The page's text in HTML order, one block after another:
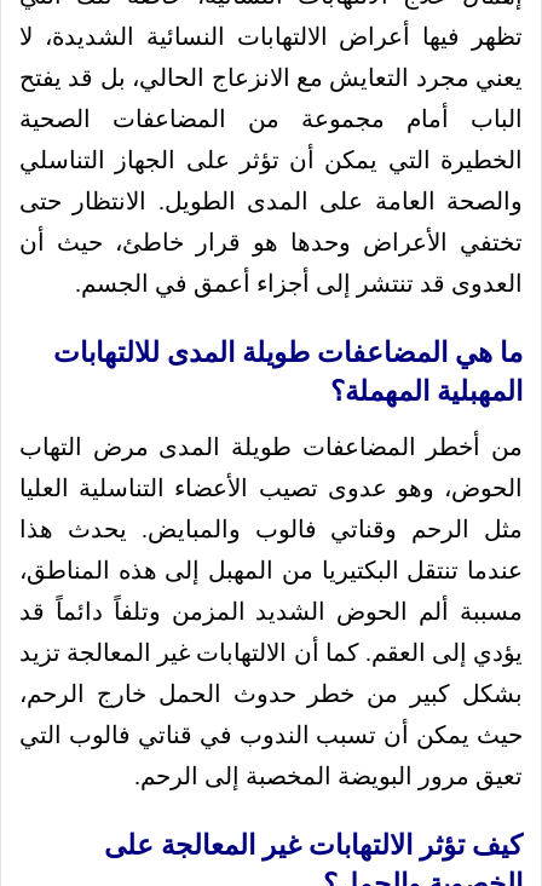
تظهر فيها أعراض الالتهابات النسائية الشديدة، لا
يعني مجرد التعايش مع الانزعاج الحالي، بل قد يفتح
الباب أمام مجموعة من المضاعفات الصحية
الخطيرة التي يمكن أن تؤثر على الجهاز التناسلي
والصحة العامة على المدى الطويل. الانتظار حتى
تختفي الأعراض وحدها هو قرار خاطئ، حيث أن
العدوى قد تنتشر إلى أجزاء أعمق في الجسم.
ما هي المضاعفات طويلة المدى للالتهابات
المهبلية المهملة؟
من أخطر المضاعفات طويلة المدى مرض التهاب
الحوض، وهو عدوى تصيب الأعضاء التناسلية العليا
مثل الرحم وقناتي فالوب والمبايض. يحدث هذا
عندما تنتقل البكتيريا من المهبل إلى هذه المناطق،
مسببة ألم الحوض الشديد المزمن وتلفاً دائماً قد
يؤدي إلى العقم. كما أن الالتهابات غير المعالجة تزيد
بشكل كبير من خطر حدوث الحمل خارج الرحم،
حيث يمكن أن تسبب الندوب في قناتي فالوب التي
تعيق مرور البويضة المخصبة إلى الرحم.
كيف تؤثر الالتهابات غير المعالجة على